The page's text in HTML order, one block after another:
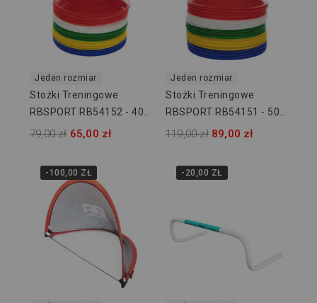
Jeden rozmiar
Stożki Treningowe
RBSPORT RB54152 - 40
Szt
79,00 zł 65,00 zł
Jeden rozmiar
Stożki Treningowe
RBSPORT RB54151 - 50
Szt
119,00 zł 89,00 zł
-100,00 ZŁ -20,00 ZŁ